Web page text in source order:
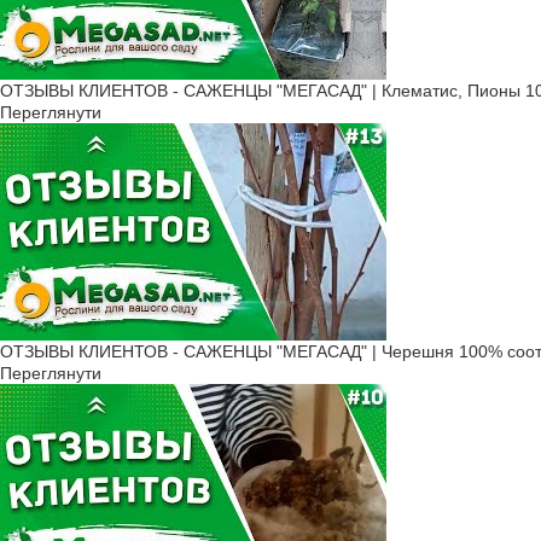
ОТЗЫВЫ КЛИЕНТОВ - САЖЕНЦЫ "МЕГАСАД" | Клематис, Пионы
Переглянути
ОТЗЫВЫ КЛИЕНТОВ - САЖЕНЦЫ "МЕГАСАД" | Черешня 100%
Переглянути